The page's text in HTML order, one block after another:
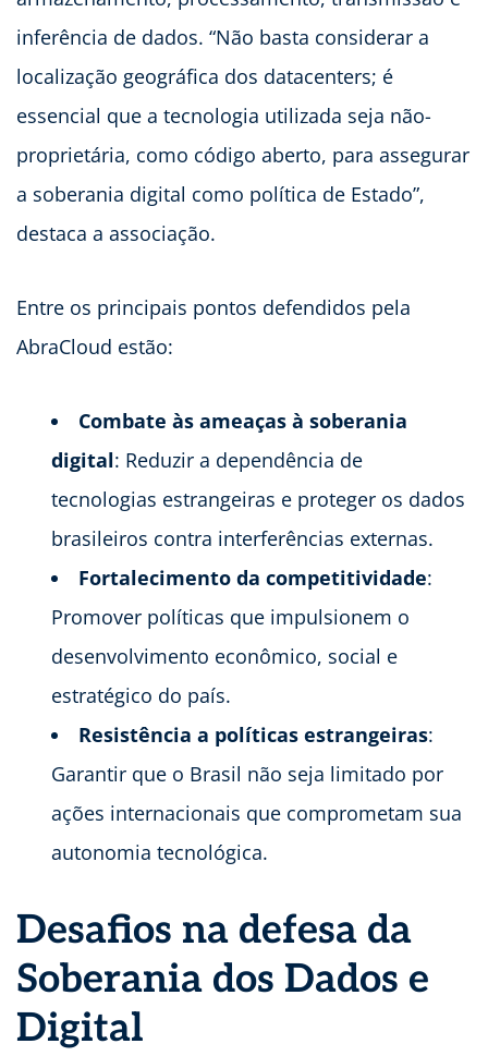
inferência de dados. “Não basta considerar a
localização geográfica dos datacenters; é
essencial que a tecnologia utilizada seja não-
proprietária, como código aberto, para assegurar
a soberania digital como política de Estado”,
destaca a associação.
Entre os principais pontos defendidos pela
AbraCloud estão:
Combate às ameaças à soberania
digital: Reduzir a dependência de
tecnologias estrangeiras e proteger os dados
brasileiros contra interferências externas.
Fortalecimento da competitividade:
Promover políticas que impulsionem o
desenvolvimento econômico, social e
estratégico do país.
Resistência a políticas estrangeiras:
Garantir que o Brasil não seja limitado por
ações internacionais que comprometam sua
autonomia tecnológica.
Desafios na defesa da
Soberania dos Dados e
Digital